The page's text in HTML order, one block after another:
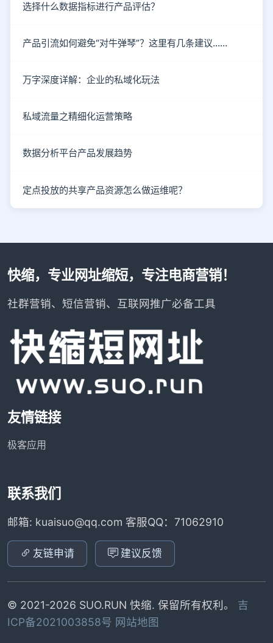
选择什么数据指标进行产品评估？
产品引流如何避免“对牛弹琴”？这里有几条建议……
万字深度详解：企业的私域化玩法
私域流量之精细化运营策略
数据分析平台产品发展趋势
定点投放的共享产品资源怎么做运维呢？
快缩，专业网址缩短，专注电商营销！
社群营销、短信营销、互联网推广必备工具
友情链接
极客应用
联系我们
邮箱: kuaisuo@qq.com 客服QQ：71062910
友链申请 建议反馈
© 2021-2026 SUO.RUN 快缩. 保留所有权利。 吉
ICP备2021003858号 网站地图